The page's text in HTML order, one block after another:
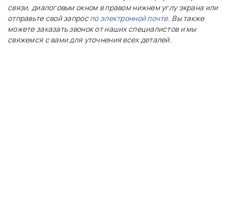
связи, диалоговым окном в правом нижнем углу экрана или
отправьте свой запроспо электронной почте. Вы также
можете заказать звонок от наших специалистов и мы
свяжемся с вами для уточнения всех деталей.